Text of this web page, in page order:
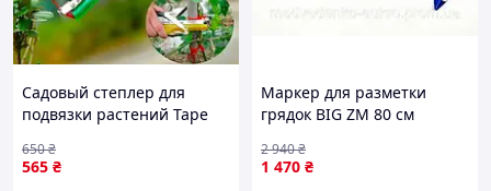
Садовый степлер для
подвязки растений Tape
подвязки побегов
деревьев и цветов
565 ₴
650₴
Маркер для разметки
грядок BIG ZM 80 см
точной разметки посевов
1 470 ₴
2 940₴